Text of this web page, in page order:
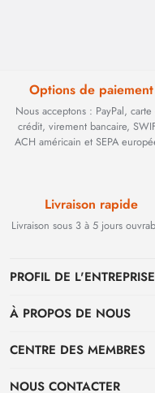
Options de paiement
Nous acceptons : PayPal, carte
crédit, virement bancaire,
ACH américain et SEPA
Livraison rapide
Livraison sous 3 à 5 jours
PROFIL DE L'ENTREPRISE
Fondée en 2002, BEYOND
performance. Face à
À PROPOS DE NOUS
Contact
CENTRE DES MEMBRES
centre personnel
NOUS CONTACTER